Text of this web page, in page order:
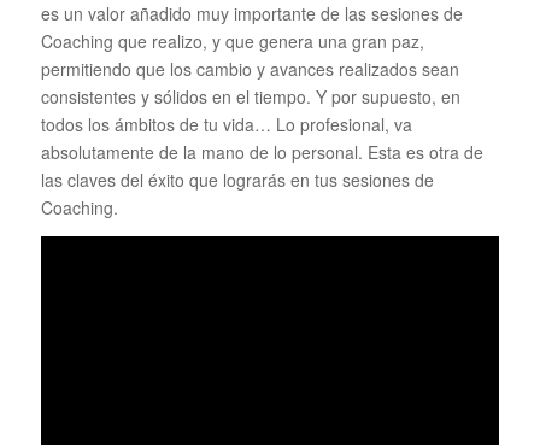
es un valor añadido muy importante de las sesiones de
Coaching que realizo, y que genera una gran paz,
permitiendo que los cambio y avances realizados sean
consistentes y sólidos en el tiempo. Y por supuesto, en
todos los ámbitos de tu vida… Lo profesional, va
absolutamente de la mano de lo personal. Esta es otra de
las claves del éxito que lograrás en tus sesiones de
Coaching.